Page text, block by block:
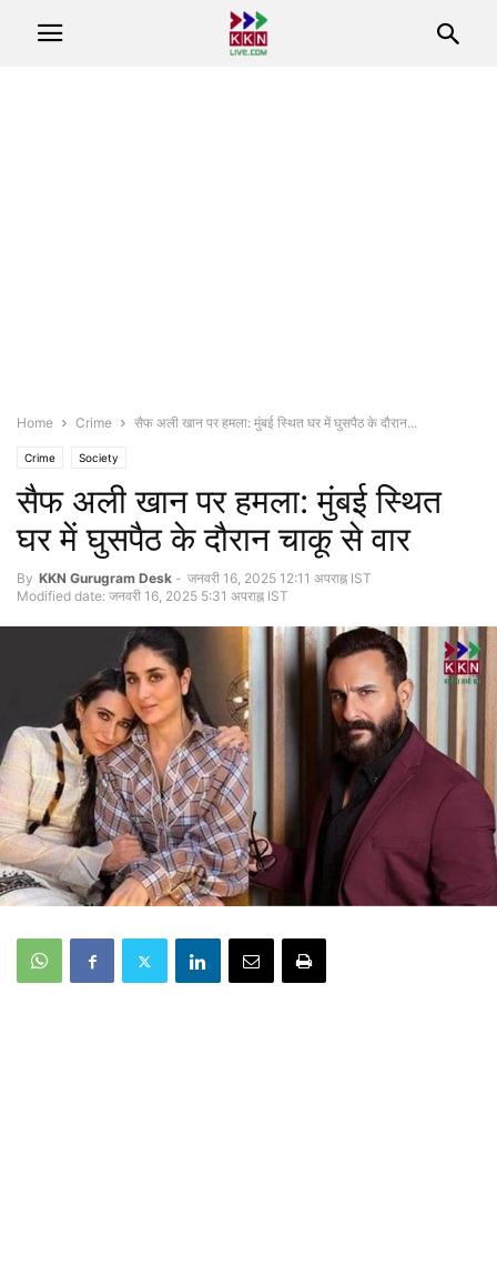
Home Crime सैफ अली खान पर हमला: मुंबई स्थित घर में घुसपैठ के दौरान...
Crime Society
सैफ अली खान पर हमला: मुंबई स्थित
घर में घुसपैठ के दौरान चाकू से वार
By KKN Gurugram Desk - जनवरी 16, 2025 12:11 अपराह्न IST
Modified date: जनवरी 16, 2025 5:31 अपराह्न IST